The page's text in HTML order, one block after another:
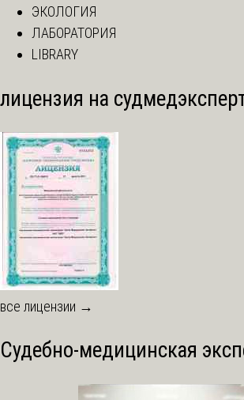
ЭКОЛОГИЯ
ЛАБОРАТОРИЯ
LIBRARY
лицензия на
все лицензии →
Судебно-медицинская